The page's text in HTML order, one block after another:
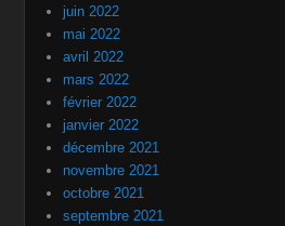
juin 2022
mai 2022
avril 2022
mars 2022
février 2022
janvier 2022
décembre 2021
novembre 2021
octobre 2021
septembre 2021